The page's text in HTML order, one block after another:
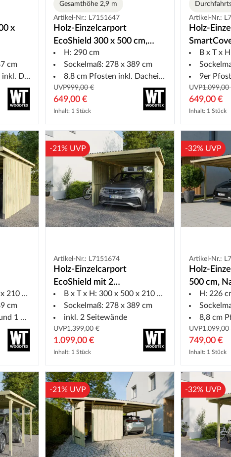
x
cm
Gesamthöhe 2,9 m
Artikel-Nr.: L7151647
Holz-Einzelcarport
EcoShield 300 x 500 cm,
Fichte, extra Höhe
H: 290 cm
Sockelmaß: 278 x 389 cm
8,8 cm Pfosten inkl. Dacheindeckung
UVP999,00 €
649,00 €
Inhalt: 1 Stück
Artikel-Nr.:
Holz-
B x T x
9er
UVP1.099,00
649,00 €
Inhalt: 1 Stück
cm
cm
-21% UVP
Artikel-Nr.: L7151674
Holz-Einzelcarport
EcoShield mit 2
Seitenwände
B x T x H: 300 x 500 x 210 cm
Sockelmaß: 278 x 389 cm
inkl. 2 Seitewände
UVP1.399,00 €
1.099,00 €
Inhalt: 1 Stück
-32% UVP
Artikel-Nr.:
Holz-
500 cm,
H: 226
8,8 cm
UVP1.099,00
749,00 €
Inhalt: 1 Stück
-21% UVP -32% UVP